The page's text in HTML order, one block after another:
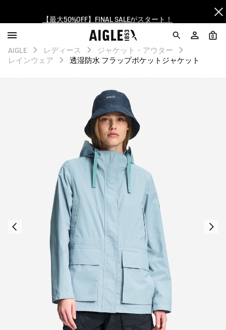
ログイン/会員登録で送料＆返品無料
AIGLE CLUB ポイントサービス終了のお知らせ
【最大50%OFF】FINAL SALEがスタート！
ログイン/会員登録で送料＆返品無料
AIGLE CLUB ポイントサービス終了のお知らせ
0
AIGLE レディース
ジャケット・アウター
レインウェア
透湿防水 フラップポケットジャケット